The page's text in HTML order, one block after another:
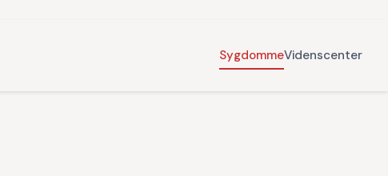
SygdommeVidenscenter